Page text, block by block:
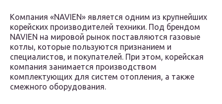
Компания «NAVIEN» является одним из крупнейших
корейских производителей техники. Под брендом
NAVIEN на мировой рынок поставляются газовые
котлы, которые пользуются признанием и
специалистов, и покупателей. При этом, корейская
компания занимается производством
комплектующих для систем отопления, а также
смежного оборудования.